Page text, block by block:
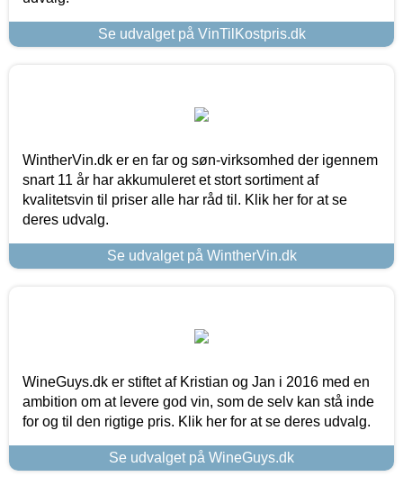
Se udvalget på VinTilKostpris.dk
WintherVin.dk er en far og søn-virksomhed der igennem
snart 11 år har akkumuleret et stort sortiment af
kvalitetsvin til priser alle har råd til. Klik her for at se
deres udvalg.
Se udvalget på WintherVin.dk
WineGuys.dk er stiftet af Kristian og Jan i 2016 med en
ambition om at levere god vin, som de selv kan stå inde
for og til den rigtige pris. Klik her for at se deres udvalg.
Se udvalget på WineGuys.dk